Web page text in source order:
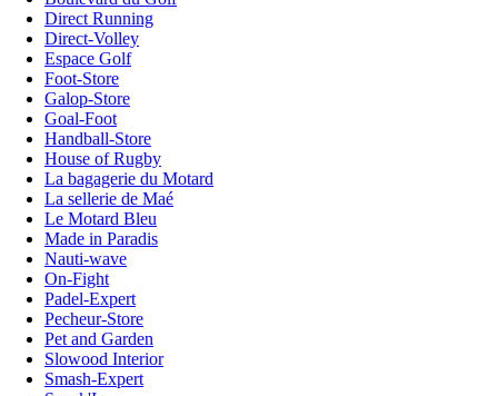
Direct Running
Direct-Volley
Espace Golf
Foot-Store
Galop-Store
Goal-Foot
Handball-Store
House of Rugby
La bagagerie du Motard
La sellerie de Maé
Le Motard Bleu
Made in Paradis
Nauti-wave
On-Fight
Padel-Expert
Pecheur-Store
Pet and Garden
Slowood Interior
Smash-Expert